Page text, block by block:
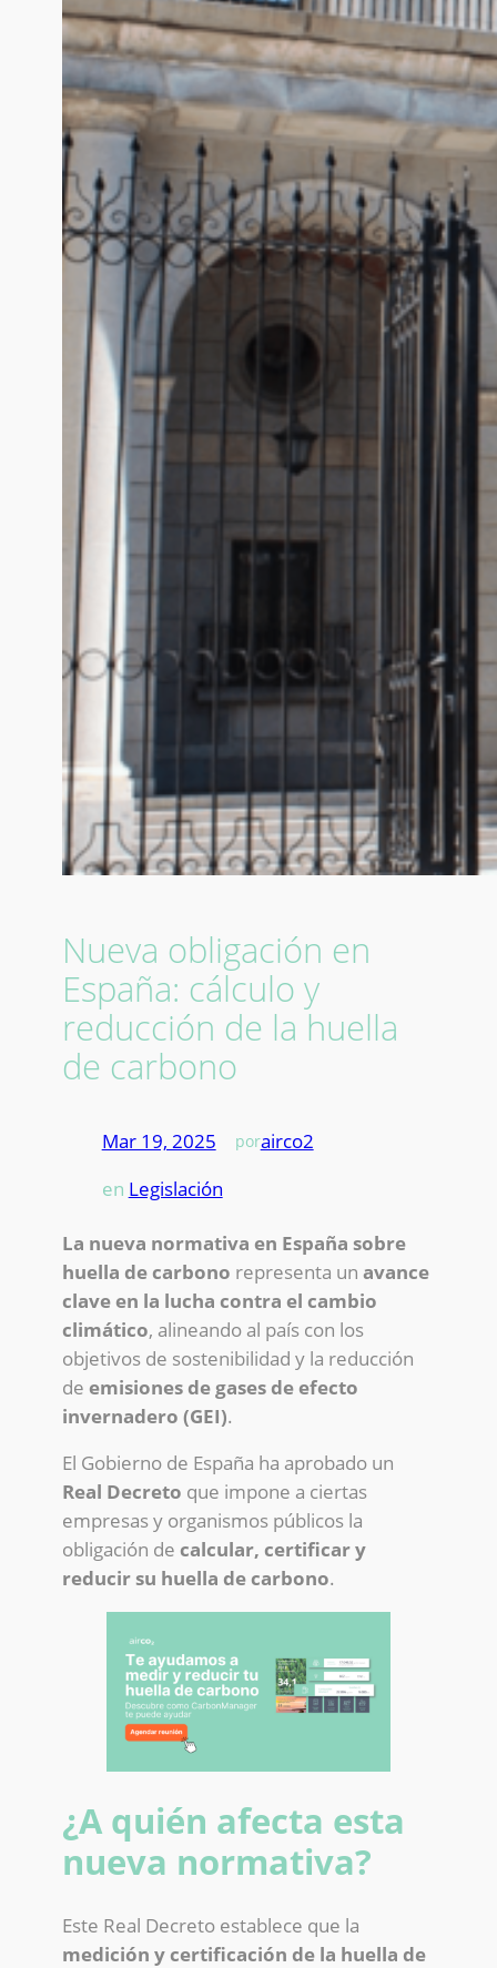
Nueva obligación en
España: cálculo y
reducción de la huella
de carbono
Mar 19, 2025 porairco2
en Legislación
La nueva normativa en España sobre
huella de carbono representa un avance
clave en la lucha contra el cambio
climático, alineando al país con los
objetivos de sostenibilidad y la reducción
de emisiones de gases de efecto
invernadero (GEI).
El Gobierno de España ha aprobado un
Real Decreto que impone a ciertas
empresas y organismos públicos la
obligación de calcular, certificar y
reducir su huella de carbono.
¿A quién afecta esta
nueva normativa?
Este Real Decreto establece que la
medición y certificación de la huella de